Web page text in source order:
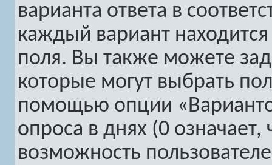
варианта ответа в
каждый вариант находится
поля. Вы также можете
которые могут выбрать
помощью опции
опроса в днях (0
возможность